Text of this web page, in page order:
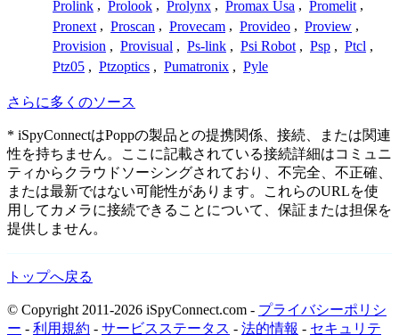
Prolink , Prolook , Prolynx , Promax Usa , Promelit ,
Pronext , Proscan , Provecam , Provideo , Proview ,
Provision , Provisual , Ps-link , Psi Robot , Psp , Ptcl ,
Ptz05 , Ptzoptics , Pumatronix , Pyle
さらに多くのソース
* iSpyConnectはPoppの製品との提携関係、接続、または関連
性を持ちません。ここに記載されている接続詳細はコミュニ
ティからクラウドソーシングされており、不完全、不正確、
または最新ではない可能性があります。これらのURLを使
用してカメラに接続できることについて、保証または担保を
提供しません。
トップへ戻る
© Copyright 2011-2026 iSpyConnect.com - プライバシーポリシ
ー - 利用規約 - サービスステータス - 法的情報 - セキュリテ